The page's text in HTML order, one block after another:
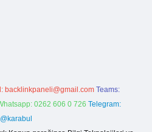
backlinkpaneli@gmail.com Teams:
0262 606 0 726 Telegram:
@karabul